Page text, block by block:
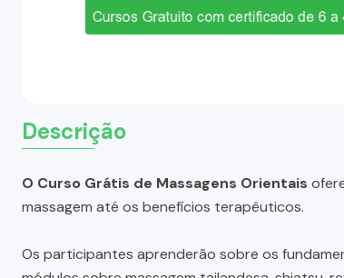
Descrição
O Curso Grátis de Massagens Orientais
massagem até os benefícios terapêuticos.
Os participantes aprenderão sobre os